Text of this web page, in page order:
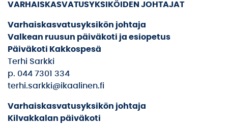
VARHAISKASVATUSYKSIKÖIDEN JOHTAJAT
Varhaiskasvatusyksikön johtaja
Valkean ruusun päiväkoti ja esiopetus
Päiväkoti Kakkospesä
Terhi Sarkki
p. 044 7301 334
terhi.sarkki@ikaalinen.fi
Varhaiskasvatusyksikön johtaja
Kilvakkalan päiväkoti